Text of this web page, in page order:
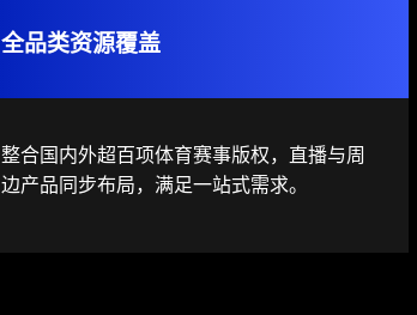
全品类资源覆盖
整合国内外超百项体育赛事版权，直播与周
边产品同步布局，满足一站式需求。